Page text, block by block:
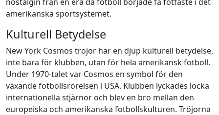
amerikanska sportsystemet.
Kulturell Betydelse
New York Cosmos tröjor har en djup kulturell betydelse,
inte bara för klubben, utan för hela amerikansk fotboll.
Under 1970-talet var Cosmos en symbol för den
växande fotbollsrörelsen i USA. Klubben lyckades locka
internationella stjärnor och blev en bro mellan den
europeiska och amerikanska fotbollskulturen. Tröjorna